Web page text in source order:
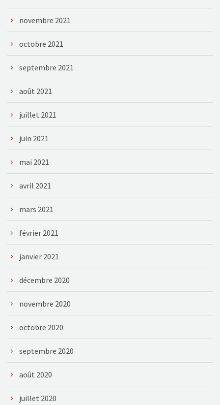
novembre 2021
octobre 2021
septembre 2021
août 2021
juillet 2021
juin 2021
mai 2021
avril 2021
mars 2021
février 2021
janvier 2021
décembre 2020
novembre 2020
octobre 2020
septembre 2020
août 2020
juillet 2020